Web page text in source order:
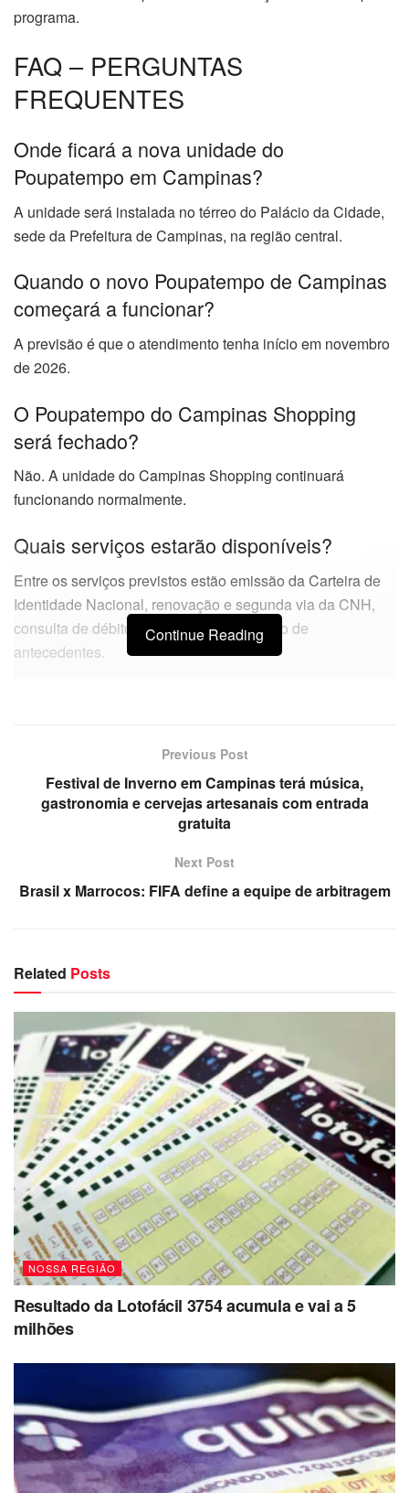
programa.
FAQ – PERGUNTAS
FREQUENTES
Onde ficará a nova unidade do
Poupatempo em Campinas?
A unidade será instalada no térreo do Palácio da Cidade,
sede da Prefeitura de Campinas, na região central.
Quando o novo Poupatempo de Campinas
começará a funcionar?
A previsão é que o atendimento tenha início em novembro
de 2026.
O Poupatempo do Campinas Shopping
será fechado?
Não. A unidade do Campinas Shopping continuará
funcionando normalmente.
Quais serviços estarão disponíveis?
Entre os serviços previstos estão emissão da Carteira de
Identidade Nacional, renovação e segunda via da CNH,
consulta de débitos de veículos e atestado de
antecedentes.
Continue Reading
Previous Post
Festival de Inverno em Campinas terá música,
gastronomia e cervejas artesanais com entrada
gratuita
Next Post
Brasil x Marrocos: FIFA define a equipe de arbitragem
Related Posts
NOSSA REGIÃO
Resultado da Lotofácil 3754 acumula e vai a 5
milhões